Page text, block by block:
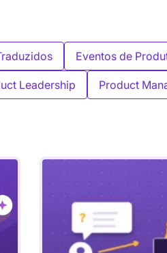
Eventos de
Leadership Product